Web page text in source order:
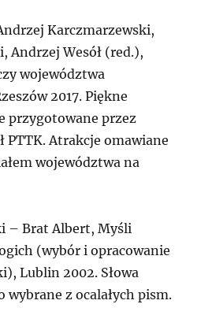
Karczmarzewski,
Andrzej Wesół (red.),
województwa
2017. Piękne
przygotowane przez
PTTK. Atrakcje omawiane
województwa na
– Brat Albert, Myśli
(wybór i opracowanie
Lublin 2002. Słowa
wybrane z ocalałych pism.